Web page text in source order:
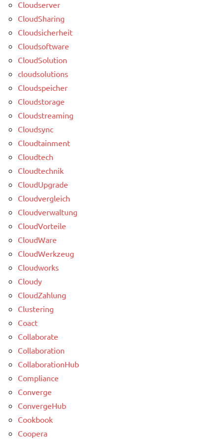
Cloudserver
CloudSharing
Cloudsicherheit
Cloudsoftware
CloudSolution
cloudsolutions
Cloudspeicher
Cloudstorage
Cloudstreaming
Cloudsync
Cloudtainment
Cloudtech
Cloudtechnik
CloudUpgrade
Cloudvergleich
Cloudverwaltung
CloudVorteile
CloudWare
CloudWerkzeug
Cloudworks
Cloudy
CloudZahlung
Clustering
Coact
Collaborate
Collaboration
CollaborationHub
Compliance
Converge
ConvergeHub
Cookbook
Coopera